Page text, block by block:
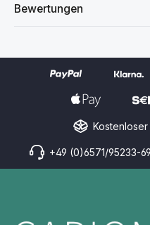
Bewertungen
+49 (0)6571/95233-69